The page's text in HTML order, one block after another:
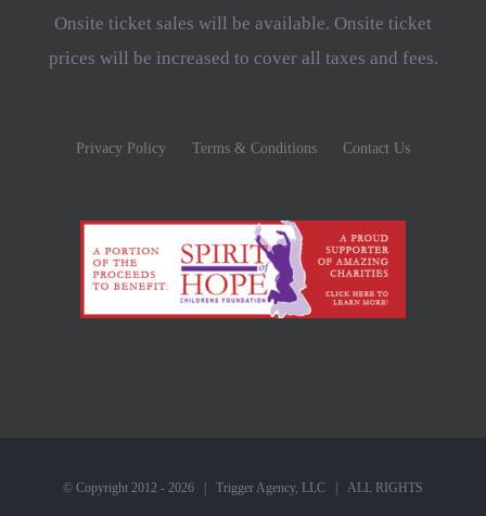
Onsite ticket sales will be available. Onsite ticket
prices will be increased to cover all taxes and fees.
Privacy Policy Terms & Conditions Contact Us
© Copyright 2012 - 2026 | Trigger Agency, LLC | ALL RIGHTS